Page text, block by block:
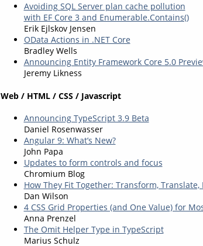
Avoiding SQL Server plan cache pollution
with EF Core 3 and Enumerable.Contains()
Erik Ejlskov Jensen
OData Actions in .NET Core
Bradley Wells
Announcing Entity Framework Core 5.0
Jeremy Likness
Web / HTML / CSS / Javascript
Announcing TypeScript 3.9 Beta
Daniel Rosenwasser
Angular 9: What’s New?
John Papa
Updates to form controls and focus
Chromium Blog
How They Fit Together: Transform, Translate,
Dan Wilson
4 CSS Grid Properties (and One Value) for
Anna Prenzel
The Omit Helper Type in TypeScript
Marius Schulz